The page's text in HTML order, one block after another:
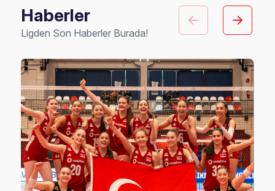
Haberler
Ligden Son Haberler Burada!